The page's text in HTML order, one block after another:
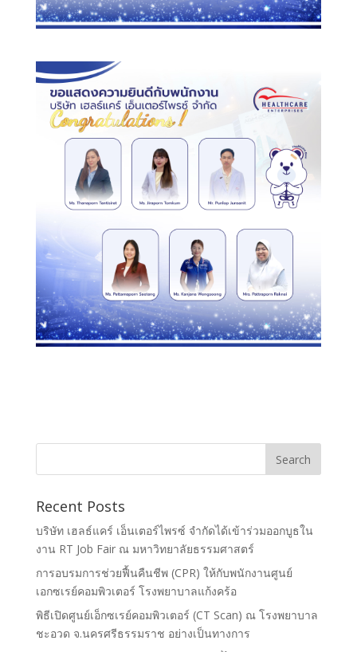
Recent Posts
บริษัท เฮลธ์แคร์ เอ็นเตอร์ไพรซ์ จำกัดได้เข้าร่วมออกบูธใน
งาน RT Job Fair ณ มหาวิทยาลัยธรรมศาสตร์
การอบรมการช่วยฟื้นคืนชีพ (CPR) ให้กับพนักงานศูนย์
เอกซเรย์คอมพิวเตอร์ โรงพยาบาลแก้งคร้อ
พิธีเปิดศูนย์เอ็กซเรย์คอมพิวเตอร์ (CT Scan) ณ โรงพยาบาล
ชะอวด จ.นครศรีธรรมราช อย่างเป็นทางการ